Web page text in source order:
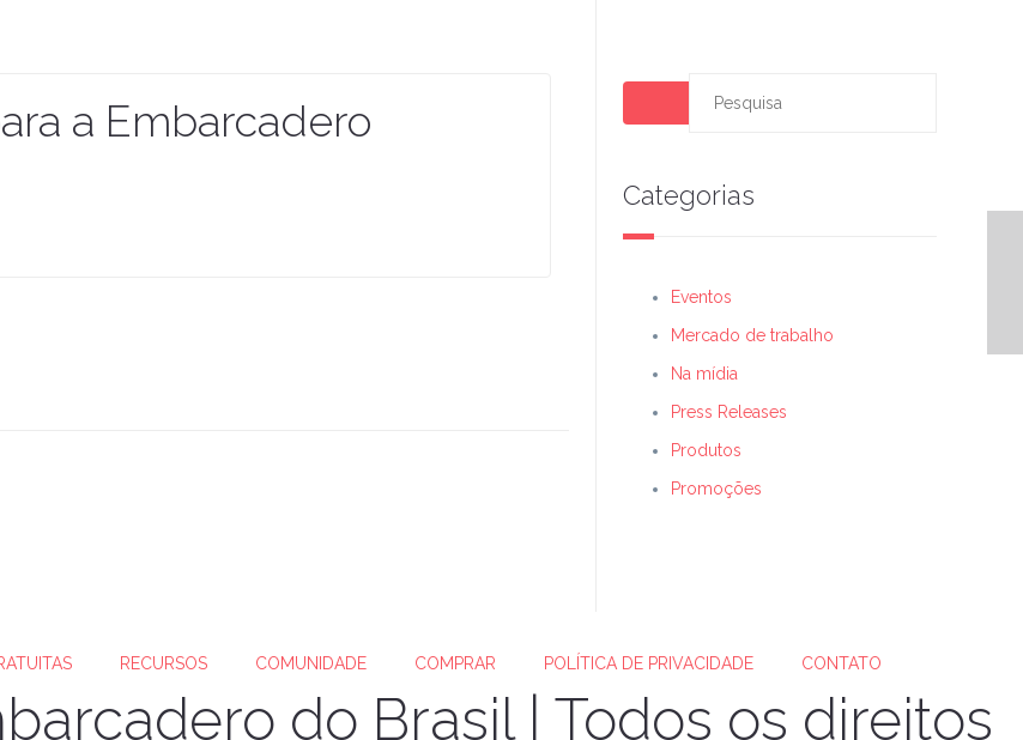
a Embarcadero
Categorias
Eventos
Mercado de trabalho
Na mídia
Press Releases
Produtos
Promoções
RECURSOS COMUNIDADE COMPRAR POLÍTICA DE PRIVACIDADE CONTATO
do Brasil | Todos os direitos